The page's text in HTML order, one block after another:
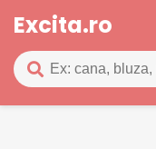
Excita.ro